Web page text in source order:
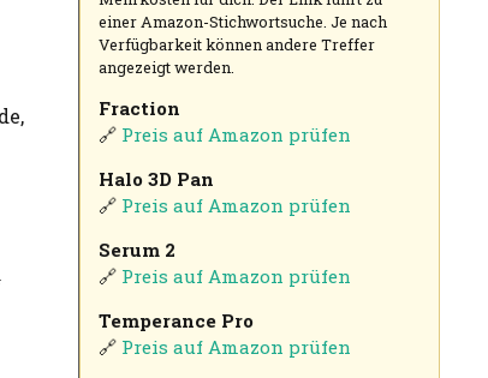
einer Amazon-Stichwortsuche. Je nach
Verfügbarkeit können andere Treffer
angezeigt werden.
Fraction
🔗 Preis auf Amazon prüfen
Halo 3D Pan
🔗 Preis auf Amazon prüfen
Serum 2
🔗 Preis auf Amazon prüfen
Temperance Pro
🔗 Preis auf Amazon prüfen